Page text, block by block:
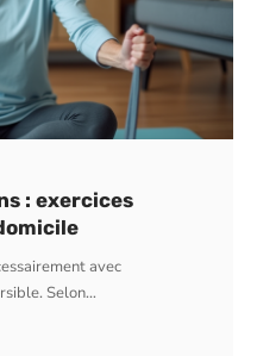
: exercices
avec
Selon…